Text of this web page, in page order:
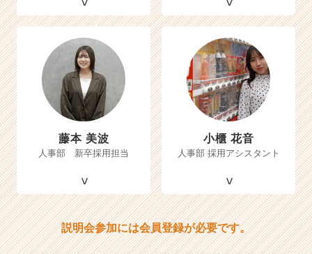
藤本 美波
人事部 新卒採用担当
小櫃 花音
人事部 採用アシスタント
説明会参加には会員登録が必要です。